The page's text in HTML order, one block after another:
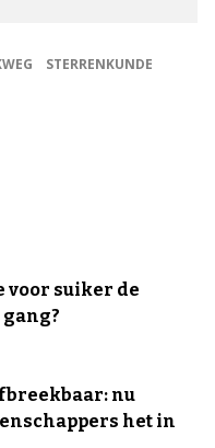
STERRENKUNDE
voor suiker de
nu
het in